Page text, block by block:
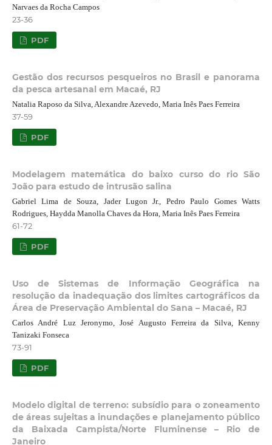
Narvaes da Rocha Campos
23-36
PDF
Gestão dos recursos pesqueiros no Brasil e panorama
da pesca artesanal em Macaé, RJ
Natalia Raposo da Silva, Alexandre Azevedo, Maria Inês Paes Ferreira
37-59
PDF
Modelagem matemática do baixo curso do rio São
João para estudo de intrusão salina
Gabriel Lima de Souza, Jader Lugon Jr., Pedro Paulo Gomes Watts
Rodrigues, Haydda Manolla Chaves da Hora, Maria Inês Paes Ferreira
61-72
PDF
Uso de Sistemas de Informação Geográfica na
resolução da inadequação dos limites cartográficos da
Área de Preservação Ambiental do Sana – Macaé, RJ
Carlos André Luz Jeronymo, José Augusto Ferreira da Silva, Kenny
Tanizaki Fonseca
73-91
PDF
Modelo digital de terreno: subsídio para o zoneamento
de áreas sujeitas a inundações e planejamento público
da Baixada Campista/Norte Fluminense – Rio de
Janeiro